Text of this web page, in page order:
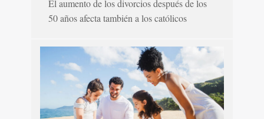
El aumento de los divorcios después de los
50 años afecta también a los católicos